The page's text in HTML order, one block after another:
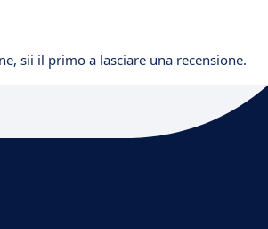
sii il primo a lasciare una recensione.